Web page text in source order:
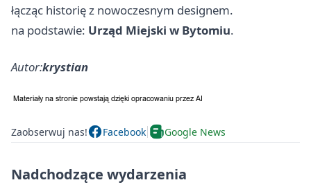
łącząc historię z nowoczesnym designem.
na podstawie: Urząd Miejski w Bytomiu.
Autor:krystian
Zaobserwuj nas! Facebook Google News
Nadchodzące wydarzenia